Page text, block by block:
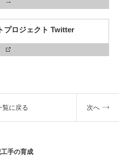
プロジェクト Twitter
覧に戻る 次へ
手の育成